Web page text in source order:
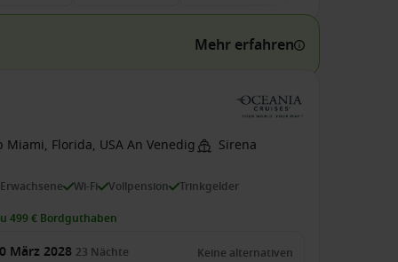
Mehr erfahren
Miami, Florida, USA An Venedig Sirena
Wi-Fi Vollpension Trinkgelder
499 € Bordguthaben
März 2028 23 Nächte Keine alternativen